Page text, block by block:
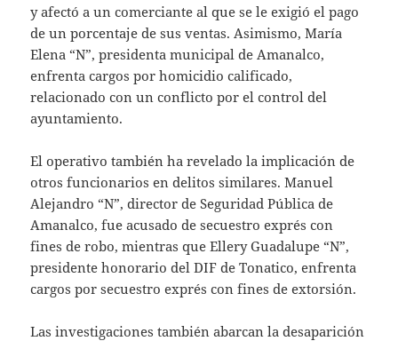
y afectó a un comerciante al que se le exigió el pago
de un porcentaje de sus ventas. Asimismo, María
Elena “N”, presidenta municipal de Amanalco,
enfrenta cargos por homicidio calificado,
relacionado con un conflicto por el control del
ayuntamiento.
El operativo también ha revelado la implicación de
otros funcionarios en delitos similares. Manuel
Alejandro “N”, director de Seguridad Pública de
Amanalco, fue acusado de secuestro exprés con
fines de robo, mientras que Ellery Guadalupe “N”,
presidente honorario del DIF de Tonatico, enfrenta
cargos por secuestro exprés con fines de extorsión.
Las investigaciones también abarcan la desaparición